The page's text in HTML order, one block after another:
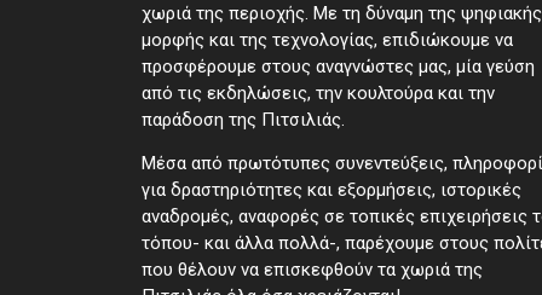
χωριά της περιοχής. Με τη δύναμη της ψηφιακής
μορφής και της τεχνολογίας, επιδιώκουμε να
προσφέρουμε στους αναγνώστες μας, μία γεύση
από τις εκδηλώσεις, την κουλτούρα και την
παράδοση της Πιτσιλιάς.
Μέσα από πρωτότυπες συνεντεύξεις,
για δραστηριότητες και εξορμήσεις, ιστορικές
αναδρομές, αναφορές σε τοπικές επιχειρήσεις
τόπου- και άλλα πολλά-, παρέχουμε στους
που θέλουν να επισκεφθούν τα χωριά της